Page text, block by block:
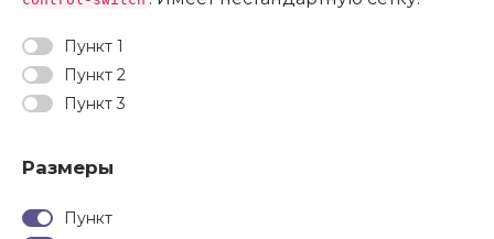
Пункт 1
Пункт 2
Пункт 3
Размеры
Пункт